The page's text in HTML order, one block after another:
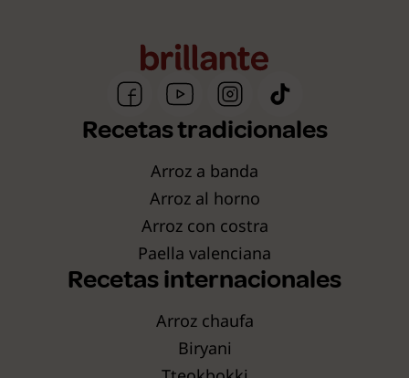
Recetas tradicionales
Arroz a banda
Arroz al horno
Arroz con costra
Paella valenciana
Recetas internacionales
Arroz chaufa
Biryani